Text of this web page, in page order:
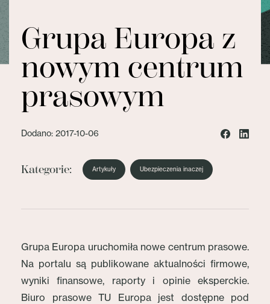
Grupa Europa z
nowym centrum
prasowym
Dodano: 2017-10-06
Kategorie: Artykuły Ubezpieczenia inaczej
Grupa Europa uruchomiła nowe centrum prasowe.
Na portalu są publikowane aktualności firmowe,
wyniki finansowe, raporty i opinie eksperckie.
Biuro prasowe TU Europa jest dostępne pod